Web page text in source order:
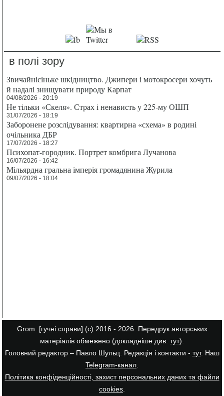
в полі зору
Звичайнісіньке шкідництво. Джипери і мотокросери хочуть
й надалі знищувати природу Карпат
04/08/2026 - 20:19
Не тільки «Скеля». Страх і ненависть у 225-му ОШП
31/07/2026 - 18:19
Заборонене розслідування: квартирна «схема» в родині
очільника ДБР
17/07/2026 - 18:27
Психопат-городник. Портрет комбрига Лучанова
16/07/2026 - 16:42
Мільярдна гральна імперія громадянина Журила
09/07/2026 - 18:04
Grom. [гучні справи] (с) 2016 - 2026. Передрук авторських
матеріалів обмежено (докладніше див. тут).
Головний редактор – Павло Шульц. Редакція і контакти - тут. Наш
Telegram-канал
Політика конфіденційності, захист персональних даних та файли
cookies